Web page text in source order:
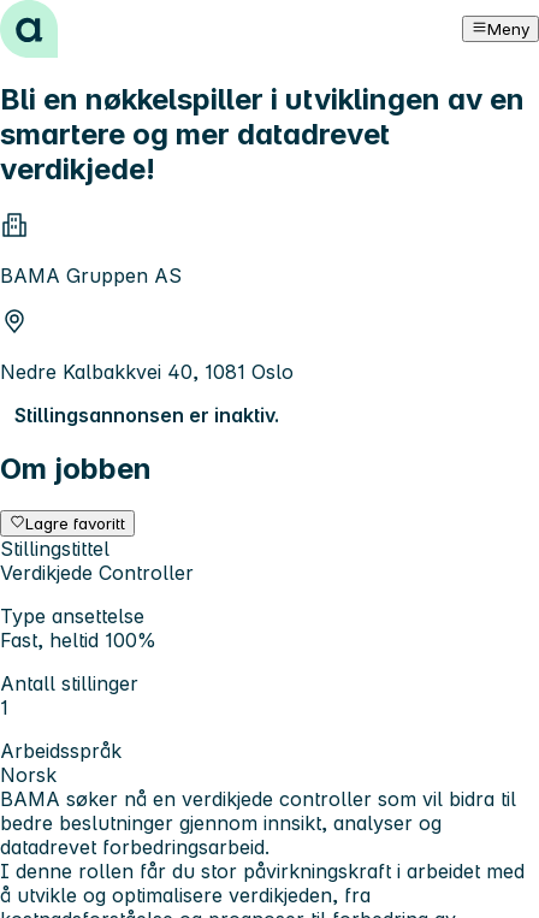
Hopp til innhold Meny
Bli en nøkkelspiller i utviklingen av en
smartere og mer datadrevet
verdikjede!
BAMA Gruppen AS
Nedre Kalbakkvei 40, 1081 Oslo
Stillingsannonsen er inaktiv.
Om jobben
Lagre favoritt
Stillingstittel
Verdikjede Controller
Type ansettelse
Fast, heltid 100%
Antall stillinger
1
Arbeidsspråk
Norsk
BAMA søker nå en verdikjede controller som vil bidra til
bedre beslutninger gjennom innsikt, analyser og
datadrevet forbedringsarbeid.
I denne rollen får du stor påvirkningskraft i arbeidet med
å utvikle og optimalisere verdikjeden, fra